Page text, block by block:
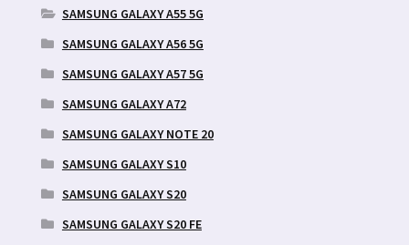
SAMSUNG GALAXY A55 5G
SAMSUNG GALAXY A56 5G
SAMSUNG GALAXY A57 5G
SAMSUNG GALAXY A72
SAMSUNG GALAXY NOTE 20
SAMSUNG GALAXY S10
SAMSUNG GALAXY S20
SAMSUNG GALAXY S20 FE